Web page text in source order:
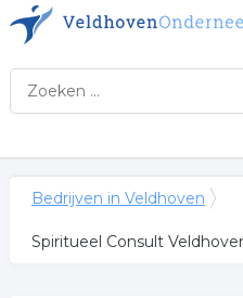
Bedrijven in Veldhoven
Spiritueel Consult